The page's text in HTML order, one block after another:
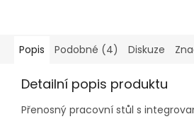
Popis Podobné (4) Diskuze
Detailní popis produktu
Přenosný pracovní stůl s